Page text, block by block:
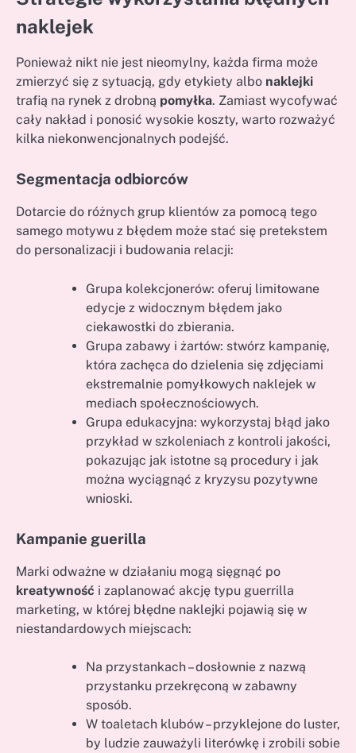
naklejek
Ponieważ nikt nie jest nieomylny, każda firma może
zmierzyć się z sytuacją, gdy etykiety albo naklejki
trafią na rynek z drobną pomyłka. Zamiast wycofywać
cały nakład i ponosić wysokie koszty, warto rozważyć
kilka niekonwencjonalnych podejść.
Segmentacja odbiorców
Dotarcie do różnych grup klientów za pomocą tego
samego motywu z błędem może stać się pretekstem
do personalizacji i budowania relacji:
Grupa kolekcjonerów: oferuj limitowane
edycje z widocznym błędem jako
ciekawostki do zbierania.
Grupa zabawy i żartów: stwórz kampanię,
która zachęca do dzielenia się zdjęciami
ekstremalnie pomyłkowych naklejek w
mediach społecznościowych.
Grupa edukacyjna: wykorzystaj błąd jako
przykład w szkoleniach z kontroli jakości,
pokazując jak istotne są procedury i jak
można wyciągnąć z kryzysu pozytywne
wnioski.
Kampanie guerilla
Marki odważne w działaniu mogą sięgnąć po
kreatywność i zaplanować akcję typu guerrilla
marketing, w której błędne naklejki pojawią się w
niestandardowych miejscach:
Na przystankach – dosłownie z nazwą
przystanku przekręconą w zabawny
sposób.
W toaletach klubów – przyklejone do luster,
by ludzie zauważyli literówkę i zrobili sobie